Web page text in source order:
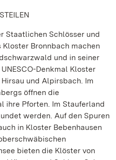
Staatlichen Schlösser und
Bronnbach machen
und in seiner
Denkmal Kloster
und Alpirsbach. Im
öffnen die
ihre Pforten. Im Stauferland
werden. Auf den Spuren
in Kloster Bebenhausen
bieten die Klöster von